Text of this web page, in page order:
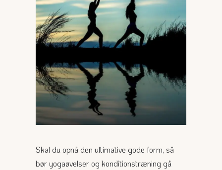
Yoga for …
Søg
Skal du opnå den ultimative gode form, så
bør yogaøvelser og konditionstræning gå